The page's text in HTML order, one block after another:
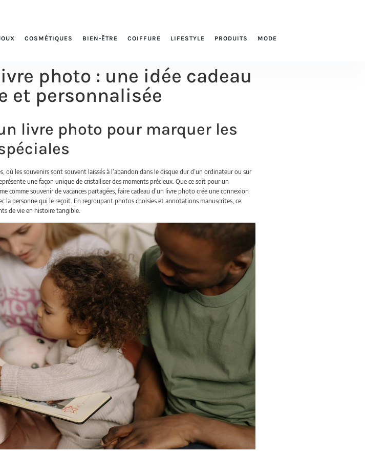
COSMÉTIQUES BIEN-ÊTRE COIFFURE LIFESTYLE PRODUITS MODE
photo : une idée cadeau
et personnalisée
livre photo pour marquer les
où les souvenirs sont souvent laissés à l’abandon dans le disque dur d’un ordinateur ou sur
une façon unique de cristalliser des moments précieux. Que ce soit pour un
comme souvenir de vacances partagées, faire cadeau d’un livre photo crée une connexion
la personne qui le reçoit. En regroupant photos choisies et annotations manuscrites, ce
de vie en histoire tangible.